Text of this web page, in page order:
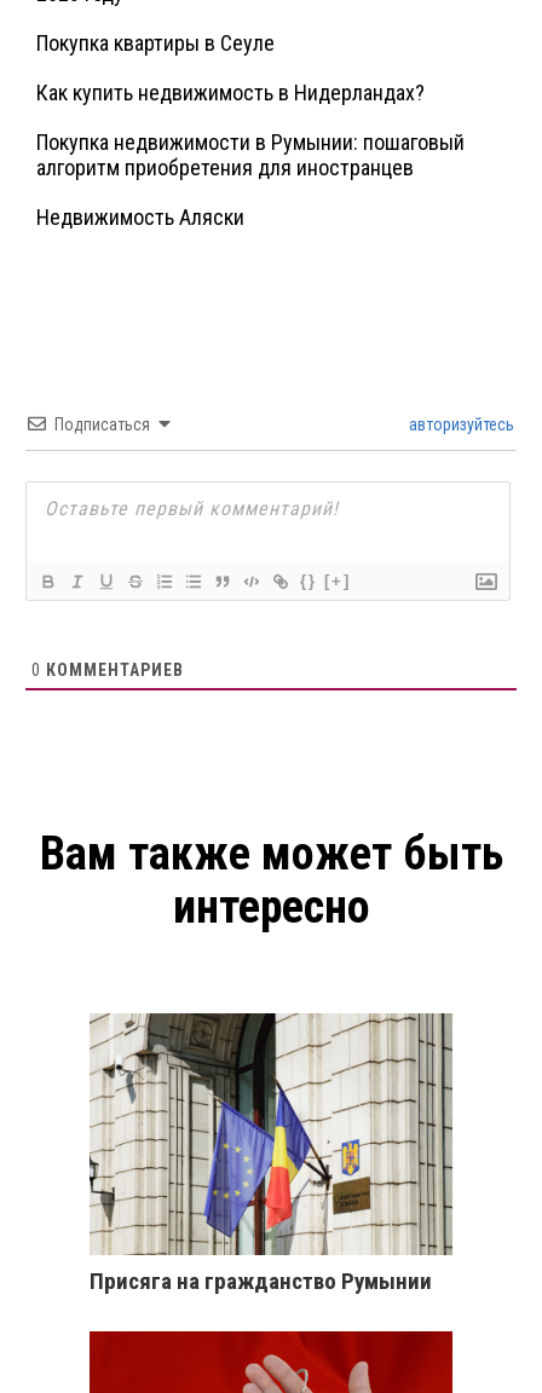
Покупка квартиры в Сеуле
Как купить недвижимость в Нидерландах?
Покупка недвижимости в Румынии: пошаговый
алгоритм приобретения для иностранцев
Недвижимость Аляски
Подписаться авторизуйтесь
{} [+]
0 КОММЕНТАРИЕВ
Вам также может быть
интересно
Присяга на гражданство Румынии